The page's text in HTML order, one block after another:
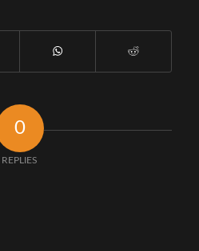
0
REPLIES